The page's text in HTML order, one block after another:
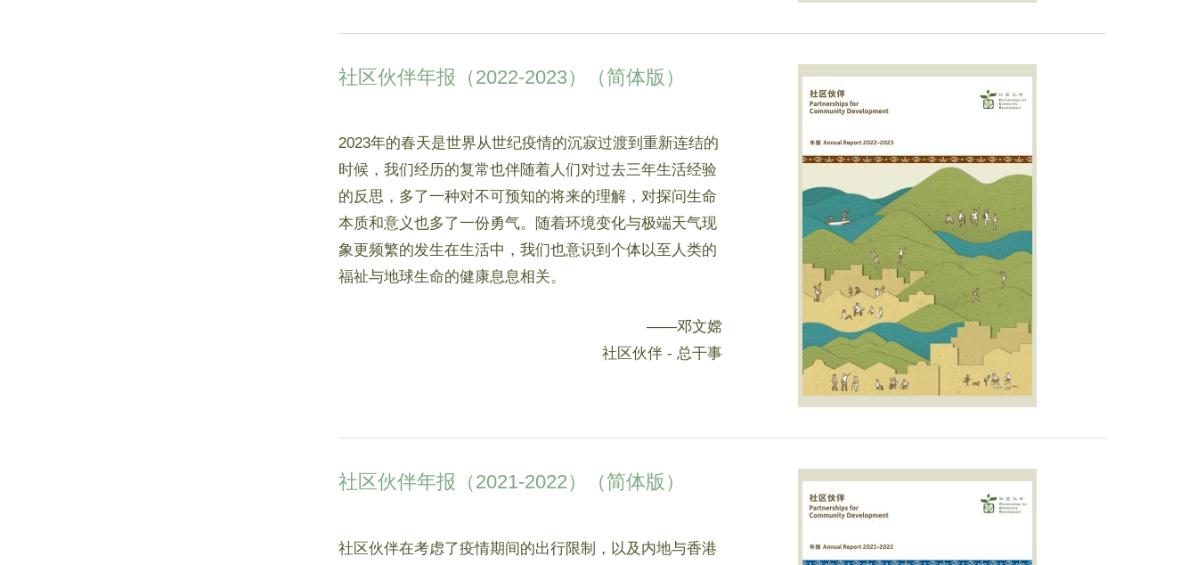
社区伙伴年报（2022-2023）（简体版）
2023年的春天是世界从世纪疫情的沉寂过渡到重新连结的
时候，我们经历的复常也伴随着人们对过去三年生活经验
的反思，多了一种对不可预知的将来的理解，对探问生命
本质和意义也多了一份勇气。随着环境变化与极端天气现
象更频繁的发生在生活中，我们也意识到个体以至人类的
福祉与地球生命的健康息息相关。
——邓文嫦
社区伙伴 - 总干事
社区伙伴年报（2021-2022）（简体版）
社区伙伴在考虑了疫情期间的出行限制，以及内地与香港